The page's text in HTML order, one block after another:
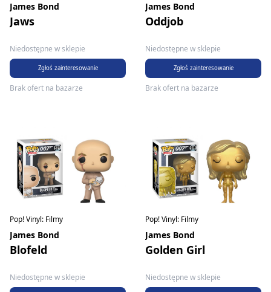
James Bond
Jaws
Niedostępne w sklepie
Zgłoś zainteresowanie
Brak ofert na bazarze
James Bond
Oddjob
Niedostępne w sklepie
Zgłoś zainteresowanie
Brak ofert na bazarze
Pop! Vinyl: Filmy
James Bond
Blofeld
Niedostępne w sklepie
Pop! Vinyl: Filmy
James Bond
Golden Girl
Niedostępne w sklepie